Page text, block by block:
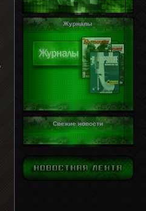
Журналы
Свежие новости